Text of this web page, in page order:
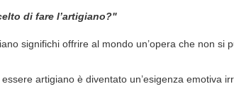
di fare l’artigiano?"
significhi offrire al mondo un’opera che non si
artigiano è diventato un’esigenza emotiva